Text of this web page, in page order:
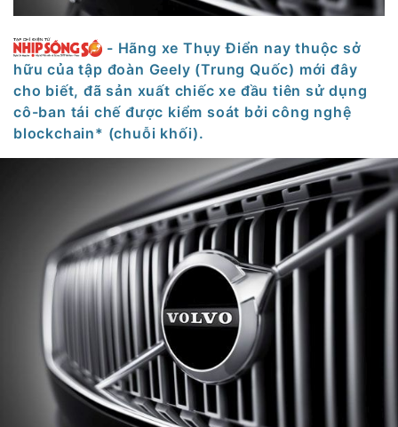
- Hãng xe Thụy Điển nay thuộc sở
hữu của tập đoàn Geely (Trung Quốc) mới đây
cho biết, đã sản xuất chiếc xe đầu tiên sử dụng
cô-ban tái chế được kiểm soát bởi công nghệ
blockchain* (chuỗi khối).